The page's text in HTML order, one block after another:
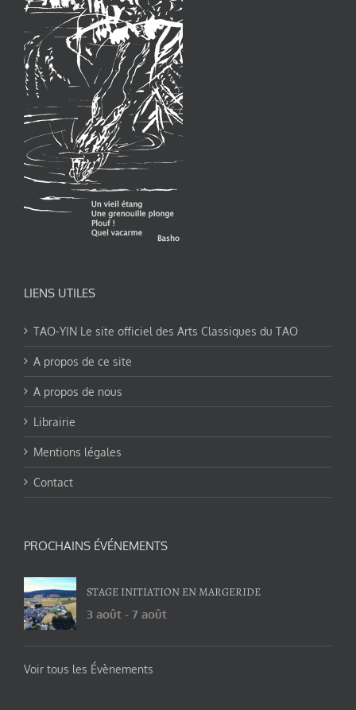
LIENS UTILES
TAO-YIN Le site officiel des Arts Classiques du TAO
A propos de ce site
A propos de nous
Librairie
Mentions légales
Contact
PROCHAINS ÉVÉNEMENTS
STAGE INITIATION EN MARGERIDE
3 août - 7 août
Voir tous les Évènements